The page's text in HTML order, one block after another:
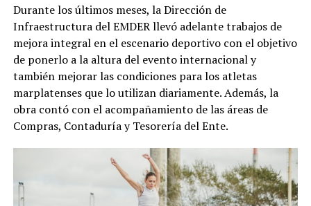
Durante los últimos meses, la Dirección de
Infraestructura del EMDER llevó adelante trabajos de
mejora integral en el escenario deportivo con el objetivo
de ponerlo a la altura del evento internacional y
también mejorar las condiciones para los atletas
marplatenses que lo utilizan diariamente. Además, la
obra contó con el acompañamiento de las áreas de
Compras, Contaduría y Tesorería del Ente.